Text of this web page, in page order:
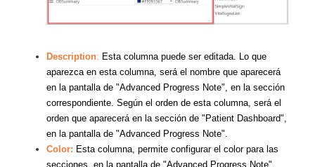
Description: Esta columna puede ser editada. Lo que
aparezca en esta columna, será el nombre que aparecerá
en la pantalla de "Advanced Progress Note", en la sección
correspondiente. Según el orden de esta columna, será el
orden que aparecerá en la sección de "Patient Dashboard",
en la pantalla de "Advanced Progress Note".
Color: Esta columna, permite configurar el color para las
secciones, en la pantalla de "Advanced Progress Note",